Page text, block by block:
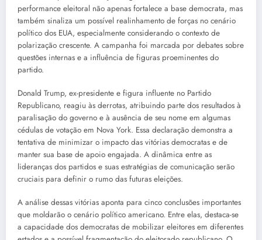
performance eleitoral não apenas fortalece a base democrata, mas
também sinaliza um possível realinhamento de forças no cenário
político dos EUA, especialmente considerando o contexto de
polarização crescente. A campanha foi marcada por debates sobre
questões internas e a influência de figuras proeminentes do
partido.
Donald Trump, ex-presidente e figura influente no Partido
Republicano, reagiu às derrotas, atribuindo parte dos resultados à
paralisação do governo e à ausência de seu nome em algumas
cédulas de votação em Nova York. Essa declaração demonstra a
tentativa de minimizar o impacto das vitórias democratas e de
manter sua base de apoio engajada. A dinâmica entre as
lideranças dos partidos e suas estratégias de comunicação serão
cruciais para definir o rumo das futuras eleições.
A análise dessas vitórias aponta para cinco conclusões importantes
que moldarão o cenário político americano. Entre elas, destaca-se
a capacidade dos democratas de mobilizar eleitores em diferentes